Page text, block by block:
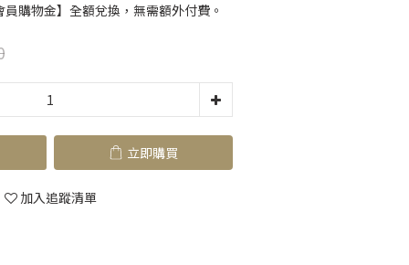
購物金】全額兌換，無需額外付費。
立即購買
加入追蹤清單